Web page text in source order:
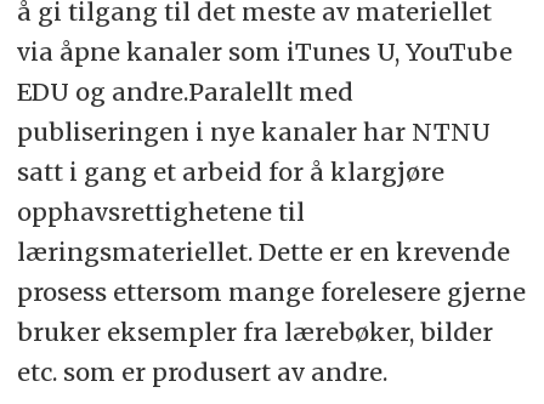
å gi tilgang til det meste av materiellet
via åpne kanaler som iTunes U, YouTube
EDU og andre.Paralellt med
publiseringen i nye kanaler har NTNU
satt i gang et arbeid for å klargjøre
opphavsrettighetene til
læringsmateriellet. Dette er en krevende
prosess ettersom mange forelesere gjerne
bruker eksempler fra lærebøker, bilder
etc. som er produsert av andre.